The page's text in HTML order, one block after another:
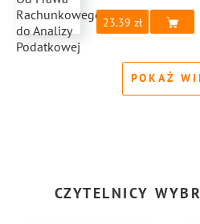
23.39
POKAŻ
CZYTELNICY